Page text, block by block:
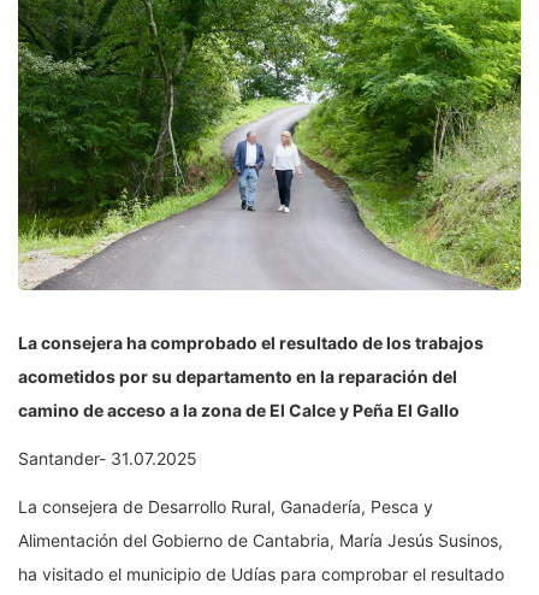
La consejera ha comprobado el resultado de los trabajos
acometidos por su departamento en la reparación del
camino de acceso a la zona de El Calce y Peña El Gallo
Santander- 31.07.2025
La consejera de Desarrollo Rural, Ganadería, Pesca y
Alimentación del Gobierno de Cantabria, María Jesús Susinos,
ha visitado el municipio de Udías para comprobar el resultado